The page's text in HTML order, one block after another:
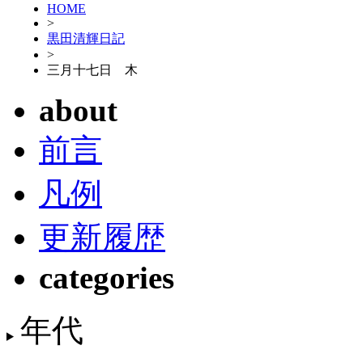
HOME
>
黒田清輝日記
>
三月十七日 木
about
前言
凡例
更新履歴
categories
年代